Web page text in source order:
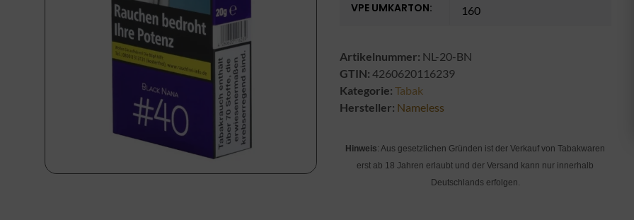
VPE UMKARTON: 160
Artikelnummer: NL-20-BN
GTIN: 4260620116239
Kategorie: Tabak
Hersteller: Nameless
Hinweis: Aus gesetzlichen Gründen ist der Verkauf von Tabakwaren
erst ab 18 Jahren erlaubt und der Versand kann nur innerhalb
Deutschlands erfolgen.